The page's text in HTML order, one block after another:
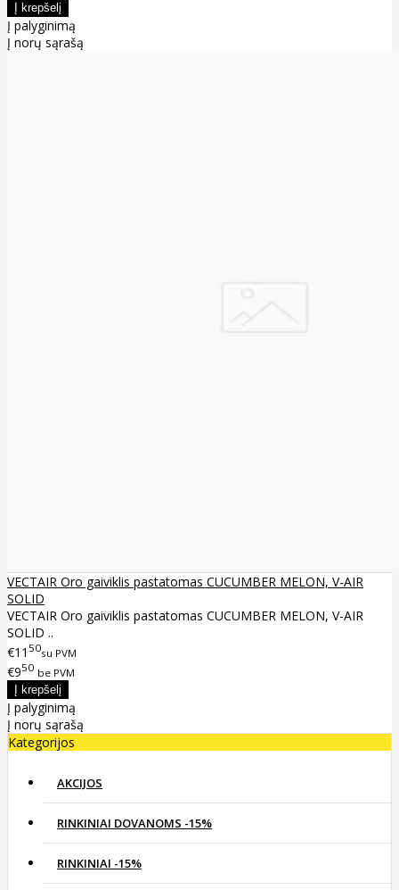
Į palyginimą
Į norų sąrašą
VECTAIR Oro gaiviklis pastatomas CUCUMBER MELON, V-AIR
SOLID
VECTAIR Oro gaiviklis pastatomas CUCUMBER MELON, V-AIR
SOLID ..
€11 50su PVM
€950 be PVM
Į palyginimą
Į norų sąrašą
Kategorijos
AKCIJOS
RINKINIAI DOVANOMS -15%
RINKINIAI -15%